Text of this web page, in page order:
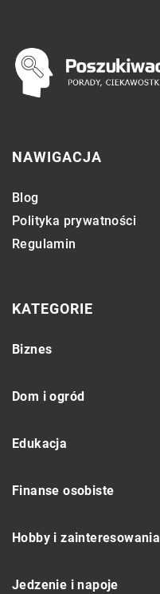
NAWIGACJA
Blog
Polityka prywatności
Regulamin
KATEGORIE
Biznes
Dom i ogród
Edukacja
Finanse osobiste
Hobby i zainteresowania
Jedzenie i napoje